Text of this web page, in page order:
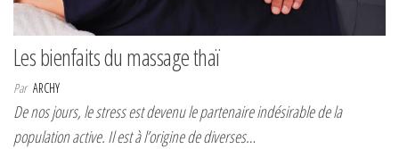
Les bienfaits du massage thaï
Par ARCHY
De nos jours, le stress est devenu le partenaire indésirable de la
population active. Il est à l’origine de diverses…